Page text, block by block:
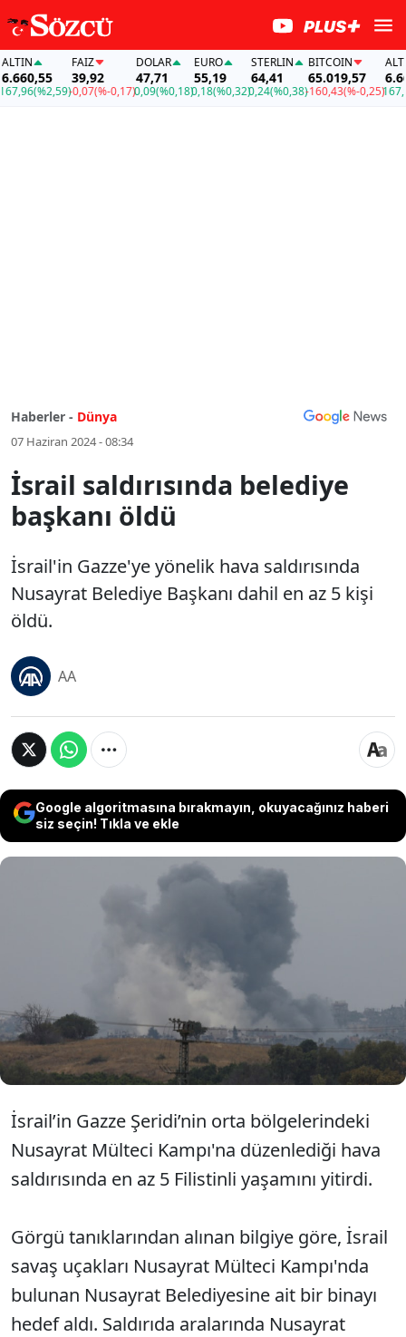
(%2,59)
FAİZ
39,92
-0,07(%-0,17)
DOLAR
47,71
0,09(%0,18)
EURO
55,19
0,18(%0,32)
STERLIN
64,41
0,24(%0,38)
BITCOIN
65.019,57
-160,43(%-0,25)
ALTIN
167,96
Haberler - Dünya
07 Haziran 2024 - 08:34
İsrail saldırısında belediye
başkanı öldü
İsrail'in Gazze'ye yönelik hava saldırısında
Nusayrat Belediye Başkanı dahil en az 5 kişi
öldü.
AA
Google algoritmasına bırakmayın, okuyacağınız haberi
siz seçin! Tıkla ve ekle
İsrail'in Gazze'ye yönelik hava
saldırısında Nusayrat Belediye
Başkanı dahil en az 5 kişi öldü.
İsrail’in Gazze Şeridi’nin orta bölgelerindeki
Nusayrat Mülteci Kampı'na düzenlediği hava
saldırısında en az 5 Filistinli yaşamını yitirdi.
Görgü tanıklarından alınan bilgiye göre, İsrail
savaş uçakları Nusayrat Mülteci Kampı'nda
bulunan Nusayrat Belediyesine ait bir binayı
hedef aldı. Saldırıda aralarında Nusayrat